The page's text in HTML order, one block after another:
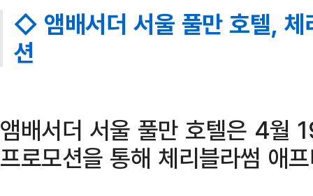
◇ 앰배서더 서울 풀만 호텔, 체
션
앰배서더 서울 풀만 호텔은 4월
프로모션을 통해 체리블라썸 애